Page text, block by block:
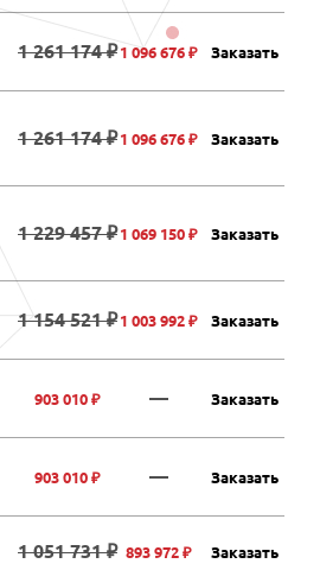
1 261 174 ₽ 1 096 676 ₽ Заказать
1 261 174 ₽ 1 096 676 ₽ Заказать
1 229 457 ₽ 1 069 150 ₽ Заказать
1 154 521 ₽ 1 003 992 ₽ Заказать
903 010 ₽ — Заказать
903 010 ₽ — Заказать
1 051 731 ₽ 893 972 ₽ Заказать